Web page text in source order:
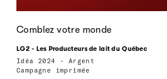
Comblez votre monde
LG2 - Les Producteurs de lait du Québec
Idéa 2024 - Argent
Campagne imprimée